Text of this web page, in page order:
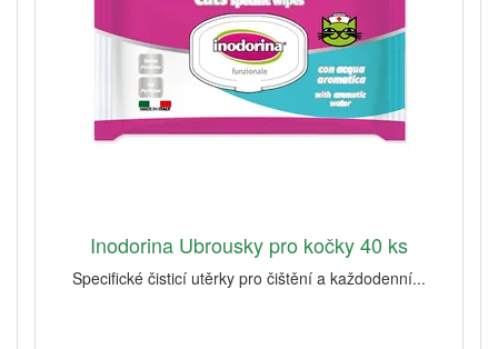
Inodorina Ubrousky pro kočky 40 ks
Specifické čisticí utěrky pro čištění a každodenní...